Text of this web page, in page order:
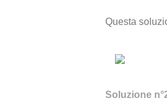
Questa
Soluzione